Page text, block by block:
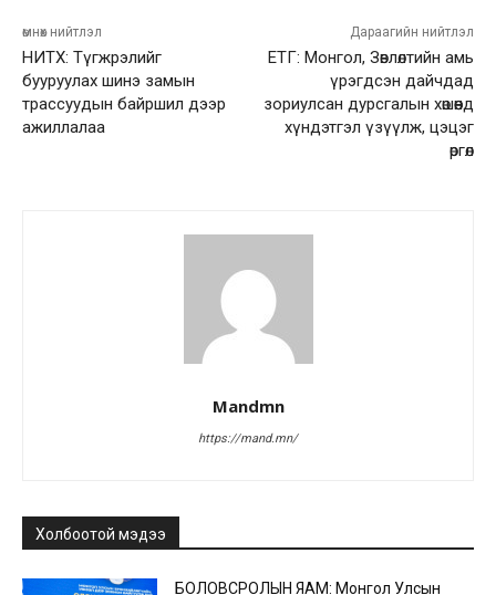
өмнөх нийтлэл
НИТХ: Түгжрэлийг
бууруулах шинэ замын
трассуудын байршил дээр
ажиллалаа
Дараагийн нийтлэл
ЕТГ: Монгол, Зөвлөлтийн амь
үрэгдсэн дайчдад
зориулсан дурсгалын хөшөөнд
хүндэтгэл үзүүлж, цэцэг
өргөлөө
Mandmn
https://mand.mn/
Холбоотой мэдээ
БОЛОВСРОЛЫН ЯАМ: Монгол Улсын